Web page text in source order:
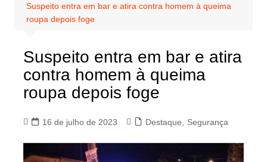
Suspeito entra em bar e atira contra homem à queima
roupa depois foge
Suspeito entra em bar e atira
contra homem à queima
roupa depois foge
16 de julho de 2023 Destaque Segurança